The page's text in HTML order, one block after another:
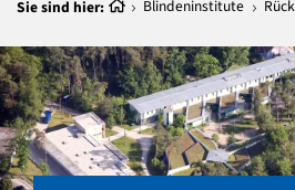
Sie sind hier: Blindeninstitute